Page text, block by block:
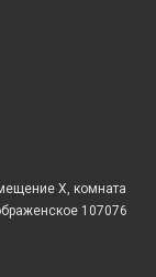
X, комната
107076